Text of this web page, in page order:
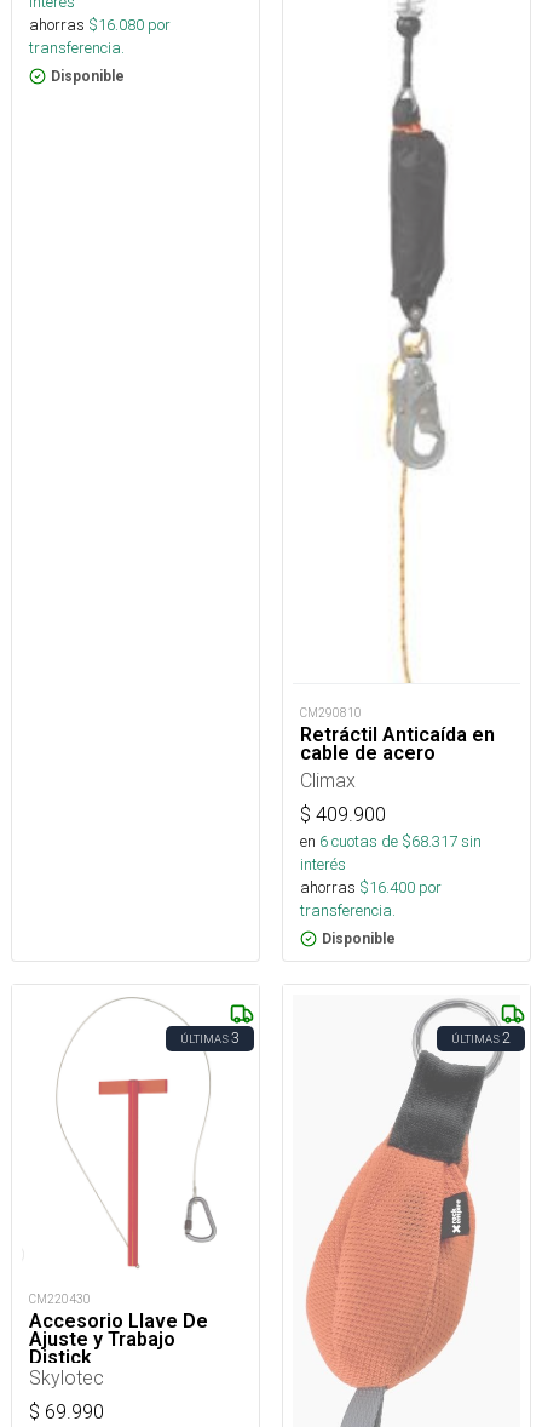
ahorras $16.080 por
transferencia.
Disponible
CM290810
Retráctil Anticaída en
cable de acero
Climax
$ 409.900
en 6cuotas de $68.317sin
interés
ahorras $16.400 por
transferencia.
Disponible
ÚLTIMAS3
CM220430
Accesorio Llave De
Ajuste y Trabajo
Distick
Skylotec
$ 69.990
ÚLTIMAS2